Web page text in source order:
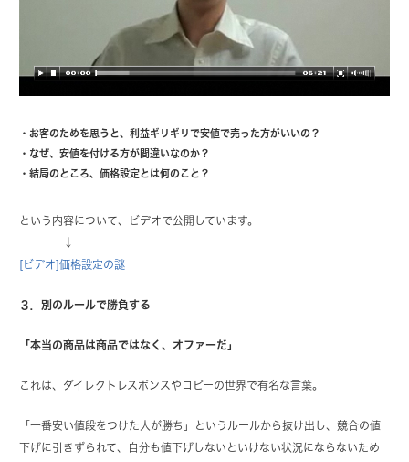
・お客のためを思うと、利益ギリギリで安値で売った方がいいの？
・なぜ、安値を付ける方が間違いなのか？
・結局のところ、価格設定とは何のこと？
という内容について、ビデオで公開しています。
↓
[ビデオ]価格設定の謎
３．別のルールで勝負する
「本当の商品は商品ではなく、オファーだ」
これは、ダイレクトレスポンスやコピーの世界で有名な言葉。
「一番安い値段をつけた人が勝ち」というルールから抜け出し、競合の値
下げに引きずられて、自分も値下げしないといけない状況にならないため